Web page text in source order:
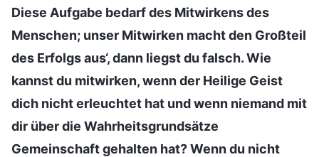
Diese Aufgabe bedarf des Mitwirkens des
Menschen; unser Mitwirken macht den Großteil
des Erfolgs aus‘, dann liegst du falsch. Wie
kannst du mitwirken, wenn der Heilige Geist
dich nicht erleuchtet hat und wenn niemand mit
dir über die Wahrheitsgrundsätze
Gemeinschaft gehalten hat? Wenn du nicht